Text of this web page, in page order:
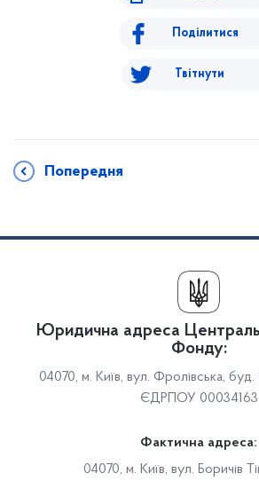
Поділитися
Твітнути
Попередня
Юридична адреса
Фонду:
04070, м. Київ, вул. Фролівська,
ЄДРПОУ 00034163
Фактична адреса:
04070, м. Київ, вул. Боричів